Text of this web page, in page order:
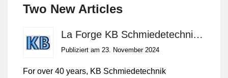
Two New Articles
La Forge KB Schmiedetechnik GmbH
Publiziert am 23. November 2024
For over 40 years, KB Schmiedetechnik